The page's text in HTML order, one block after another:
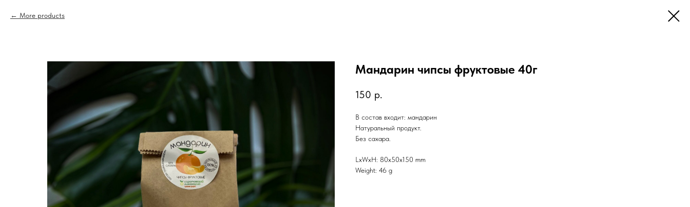
More products
Мандарин чипсы фруктовые 40г
150 р.
В состав входит: мандарин
Натуральный продукт.
Без сахара.
LxWxH: 80x50x150 mm
Weight: 46 g